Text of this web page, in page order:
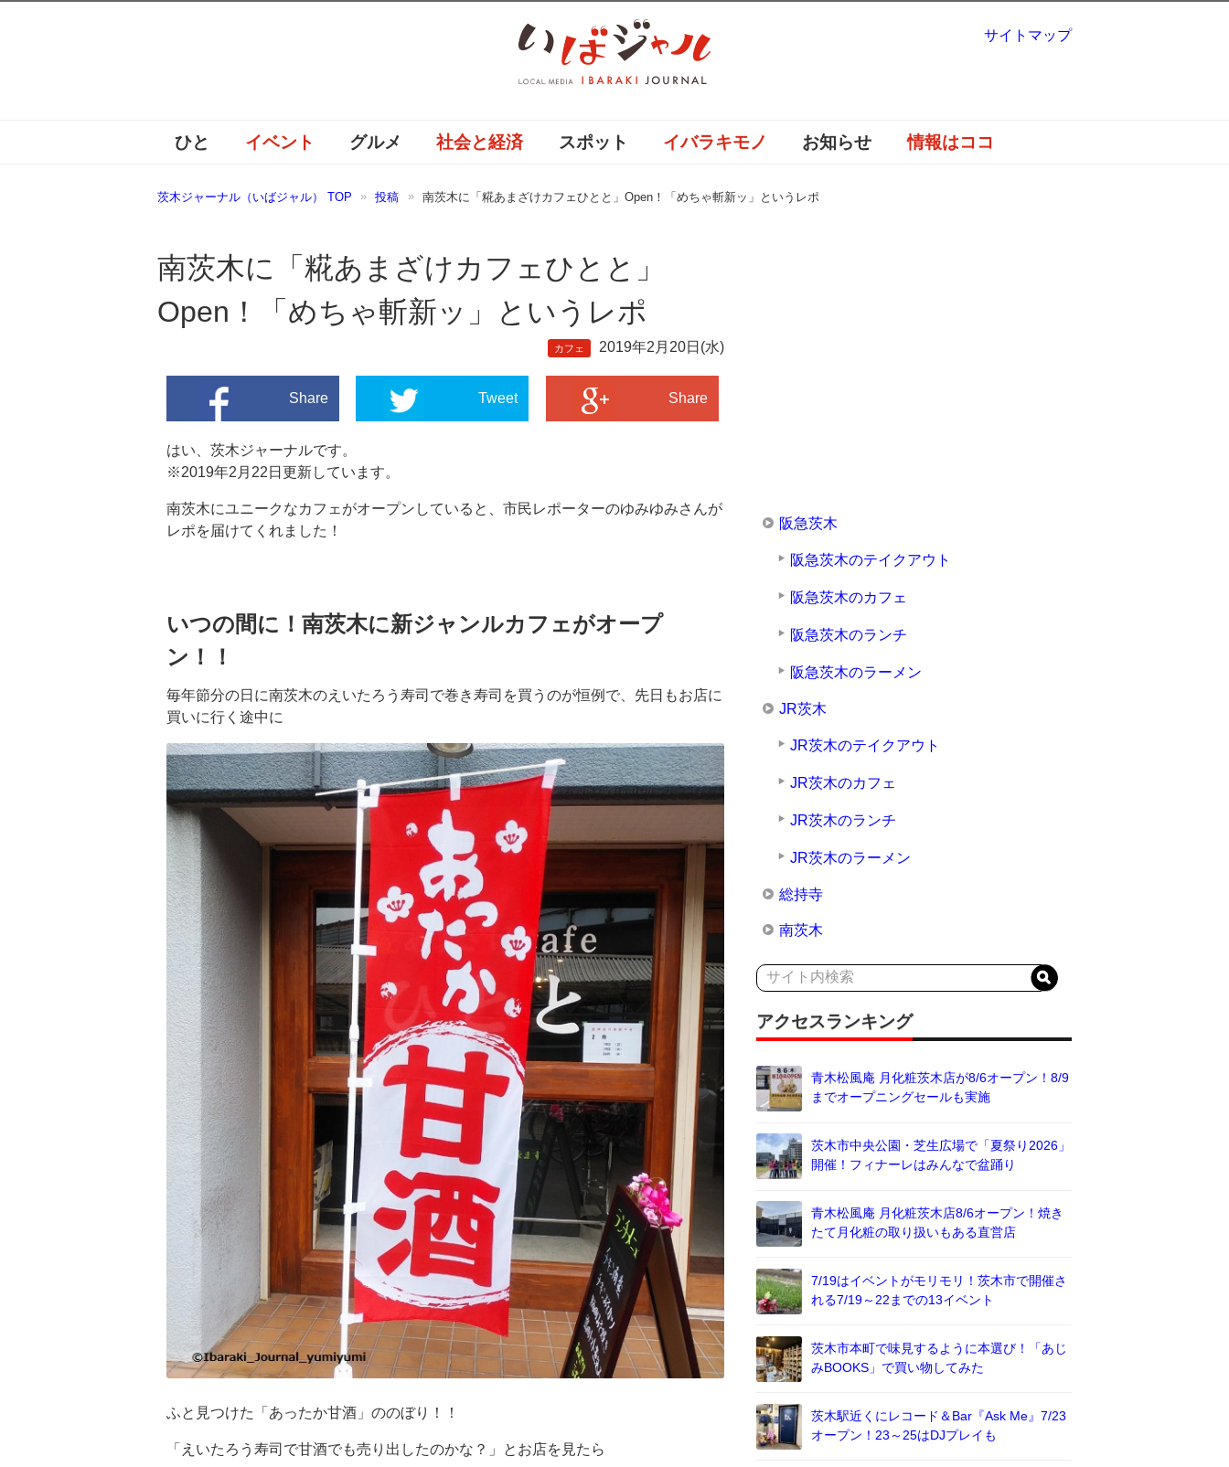
ひと イベント グルメ 社会と経済 スポット イバラキモノ お知らせ 情報はココ
茨木ジャーナル（いばジャル） TOP 投稿 南茨木に「糀あまざけカフェひとと」Open！「めちゃ斬新ッ」というレポ
南茨木に「糀あまざけカフェひとと」
Open！「めちゃ斬新ッ」というレポ
カフェ 2019年2月20日(水)
Share Tweet Share
はい、茨木ジャーナルです。
※2019年2月22日更新しています。
南茨木にユニークなカフェがオープンしていると、市民レポーターのゆみゆみさんが
レポを届けてくれました！
いつの間に！南茨木に新ジャンルカフェがオープ
ン！！
毎年節分の日に南茨木のえいたろう寿司で巻き寿司を買うのが恒例で、先日もお店に
買いに行く途中に
ふと見つけた「あったか甘酒」ののぼり！！
「えいたろう寿司で甘酒でも売り出したのかな？」とお店を見たら
阪急茨木
阪急茨木のテイクアウト
阪急茨木のカフェ
阪急茨木のランチ
阪急茨木のラーメン
JR茨木
JR茨木のテイクアウト
JR茨木のカフェ
JR茨木のランチ
JR茨木のラーメン
総持寺
南茨木
アクセスランキング
青木松風庵 月化粧茨木店が8/6オープン！8/9
までオープニングセールも実施
茨木市中央公園・芝生広場で「夏祭り2026」
開催！フィナーレはみんなで盆踊り
青木松風庵 月化粧茨木店8/6オープン！焼き
たて月化粧の取り扱いもある直営店
7/19はイベントがモリモリ！茨木市で開催さ
れる7/19～22までの13イベント
茨木市本町で味見するように本選び！「あじ
みBOOKS」で買い物してみた
茨木駅近くにレコード＆Bar『Ask Me』7/23
オープン！23～25はDJプレイも
サイトマップ